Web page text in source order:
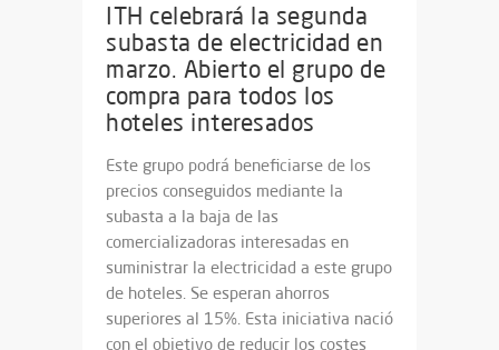
ITH celebrará la segunda
subasta de electricidad en
marzo. Abierto el grupo de
compra para todos los
hoteles interesados
Este grupo podrá beneficiarse de los
precios conseguidos mediante la
subasta a la baja de las
comercializadoras interesadas en
suministrar la electricidad a este grupo
de hoteles. Se esperan ahorros
superiores al 15%. Esta iniciativa nació
con el objetivo de reducir los costes